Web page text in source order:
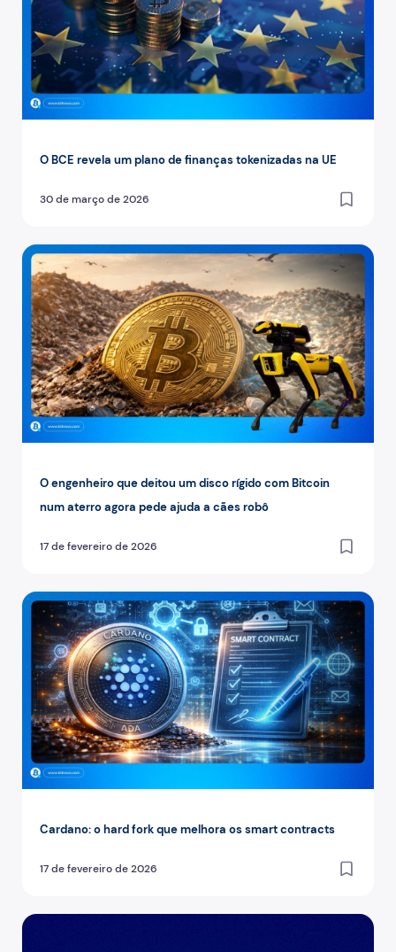
O BCE revela um plano de finanças tokenizadas na UE
30 de março de 2026
O engenheiro que deitou um disco rígido com Bitcoin
num aterro agora pede ajuda a cães robô
17 de fevereiro de 2026
O engenheiro que deitou um disco rígido com Bitcoin
Cardano: o hard fork que melhora os smart contracts
17 de fevereiro de 2026
Cardano: o hard fork que melhora os smart contracts
Autocustódia no mundo cripto: importância e benefícios